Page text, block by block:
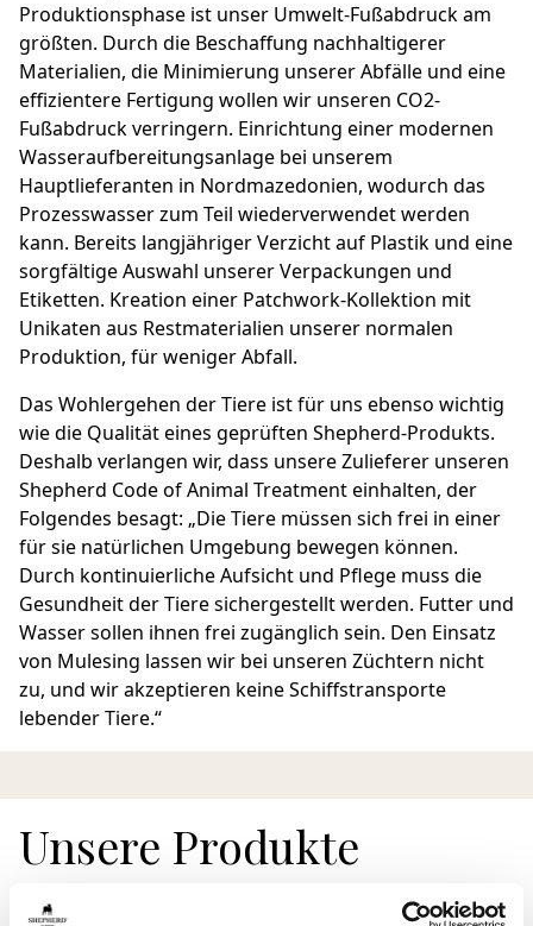
Produktionsphase ist unser Umwelt-Fußabdruck am
größten. Durch die Beschaffung nachhaltigerer
Materialien, die Minimierung unserer Abfälle und eine
effizientere Fertigung wollen wir unseren CO2-
Fußabdruck verringern. Einrichtung einer modernen
Wasseraufbereitungsanlage bei unserem
Hauptlieferanten in Nordmazedonien, wodurch das
Prozesswasser zum Teil wiederverwendet werden
kann. Bereits langjähriger Verzicht auf Plastik und eine
sorgfältige Auswahl unserer Verpackungen und
Etiketten. Kreation einer Patchwork-Kollektion mit
Unikaten aus Restmaterialien unserer normalen
Produktion, für weniger Abfall.
Das Wohlergehen der Tiere ist für uns ebenso wichtig
wie die Qualität eines geprüften Shepherd-Produkts.
Deshalb verlangen wir, dass unsere Zulieferer unseren
Shepherd Code of Animal Treatment einhalten, der
Folgendes besagt: „Die Tiere müssen sich frei in einer
für sie natürlichen Umgebung bewegen können.
Durch kontinuierliche Aufsicht und Pflege muss die
Gesundheit der Tiere sichergestellt werden. Futter und
Wasser sollen ihnen frei zugänglich sein. Den Einsatz
von Mulesing lassen wir bei unseren Züchtern nicht
zu, und wir akzeptieren keine Schiffstransporte
lebender Tiere.“
Unsere Produkte
Ein wichtiger Aspekt für die Nachhaltigkeit ist die